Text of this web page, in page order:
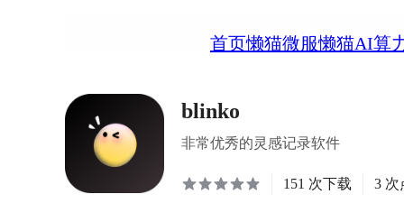
首页懒猫微服懒猫AI算
blinko
非常优秀的灵感记录软件
151 次下载 3 次